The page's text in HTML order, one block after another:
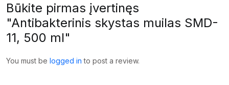
Būkite pirmas įvertinęs
"Antibakterinis skystas muilas SMD-
11, 500 ml"
You must be logged in to post a review.